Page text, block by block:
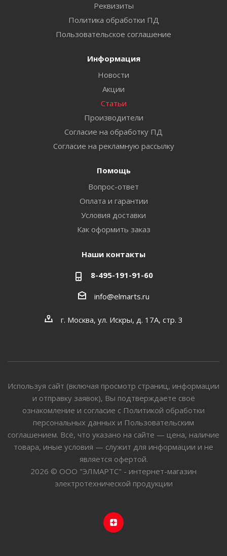
Реквизиты
Политика обработки ПД
Пользовательское соглашение
Информация
Новости
Акции
Статьи
Производители
Согласие на обработку ПД
Согласие на рекламную рассылку
Помощь
Вопрос-ответ
Оплата и гарантии
Условия доставки
Как оформить заказ
Наши контакты
8-495-191-91-60
info@elmarts.ru
г. Москва, ул. Искры, д. 17А, стр. 3
Используя сайт (включая просмотр страниц, информации
и отправку заявок), Вы подтверждаете своё
ознакомление и согласие с Политикой обработки
персональных данных и Пользовательским
соглашением. Всё, что указано на сайте — цена, наличие
товара, иные условия — служит для информации и не
является офертой.
2026 © ООО "ЭЛМАРТС" - интернет-магазин
электротехнической продукции